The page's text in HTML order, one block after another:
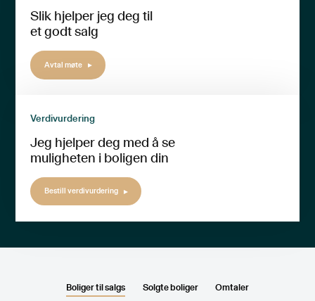
Slik hjelper jeg deg til
et godt salg
Avtal møte
Verdivurdering
Jeg hjelper deg med å se
muligheten i boligen din
Bestill verdivurdering
Boliger til salgs Solgte boliger Omtaler